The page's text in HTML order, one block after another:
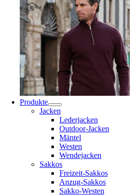
Produkte
Jacken
Lederjacken
Outdoor-Jacken
Mäntel
Westen
Wendejacken
Sakkos
Freizeit-Sakkos
Anzug-Sakkos
Sakko-Westen